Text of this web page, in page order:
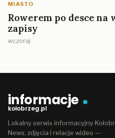
MIASTO
Rowerem po desce na
zapisy
wczoraj
informacje
kołobrzeg.pl
Lokalny serwis informacyjny
News, zdjęcia i relacje wideo —